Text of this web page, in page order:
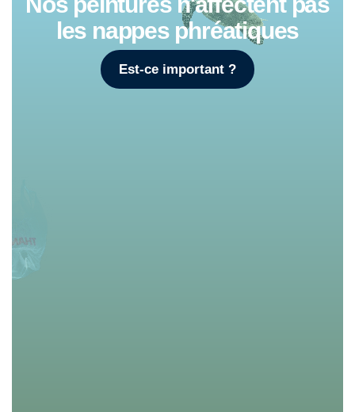
les nappes phréatiques
Est-ce important ?